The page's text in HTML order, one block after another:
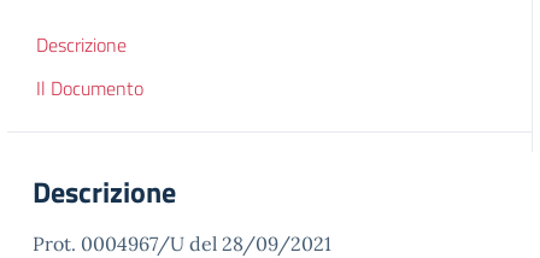
Descrizione
Il Documento
Descrizione
Prot. 0004967/U del 28/09/2021